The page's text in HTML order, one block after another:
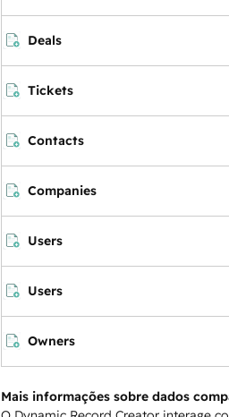
Deals
Tickets
Contacts
Companies
Users
Users
Owners
Mais informações sobre dados